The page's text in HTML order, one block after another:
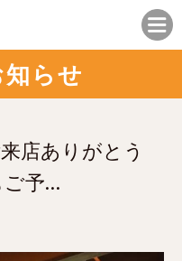
らせ
店ありがとう
ご予…